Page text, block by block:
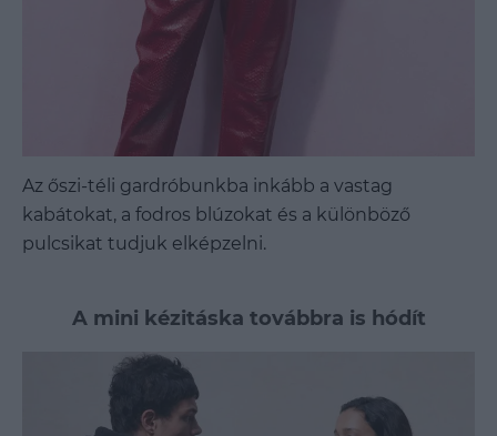
Az őszi-téli gardróbunkba inkább a vastag
kabátokat, a fodros blúzokat és a különböző
pulcsikat tudjuk elképzelni.
A mini kézitáska továbbra is hódít